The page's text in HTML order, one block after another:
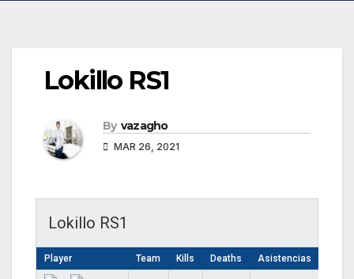
Lokillo RS1
By vazagho
MAR 26, 2021
Lokillo RS1
Player Team Kills Deaths Asistencias